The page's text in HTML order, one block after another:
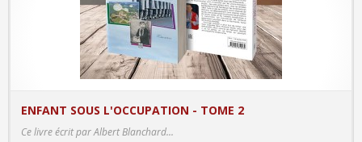
ENFANT SOUS L'OCCUPATION - TOME 2
Ce livre écrit par Albert Blanchard...